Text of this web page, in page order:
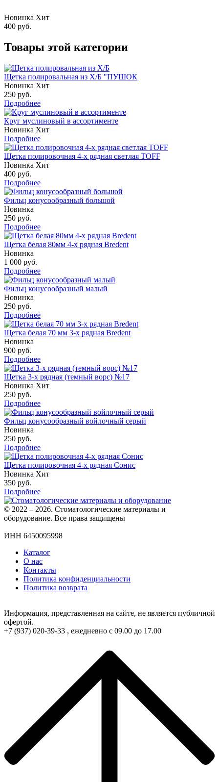
Новинка Хит
400 руб.
Товары этой категории
Щетка полировальная из Х/Б "ПУШОК
Новинка Хит
250 руб.
Подробнее
Круг муслиновый в ассортименте
Новинка Хит
Подробнее
Щетка полировочная 4-х рядная светлая TOFF
Новинка Хит
400 руб.
Подробнее
Фильц конусообразный большой
Новинка
250 руб.
Подробнее
Щетка белая 80мм 4-х рядная Bredent
Новинка
1 000 руб.
Подробнее
Фильц конусообразный малый
Новинка
250 руб.
Подробнее
Щетка белая 70 мм 3-х рядная Bredent
Новинка
900 руб.
Подробнее
Щетка 3-х рядная (темный ворс) №17
Новинка Хит
250 руб.
Подробнее
Фильц конусообразный войлочный серый
Новинка
250 руб.
Подробнее
Щетка полировочная 4-х рядная Сонис
Новинка Хит
350 руб.
Подробнее
© 2022 – 2026. Стоматологические материалы и
оборудование. Все права защищены
ИНН 6450095998
Каталог
О нас
Контакты
Политика конфиденциальности
Политика возврата
Информация, представленная на сайте, не является публичной
офертой.
+7 (937) 020-39-33 , ежедневно с 09.00 до 17.00